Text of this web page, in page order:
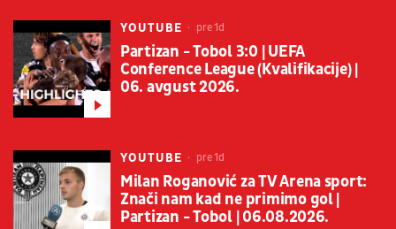
YOUTUBE pre 1d
Partizan - Tobol 3:0 | UEFA
Conference League (Kvalifikacije) |
06. avgust 2026.
YOUTUBE pre 1d
Milan Roganović za TV Arena sport:
Znači nam kad ne primimo gol |
Partizan - Tobol | 06.08.2026.